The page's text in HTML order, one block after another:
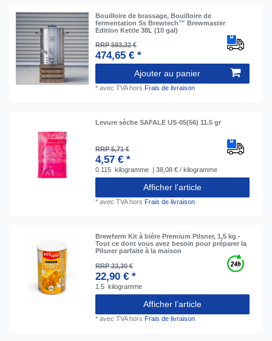
Bouilloire de brassage, Bouilloire de
fermentation Ss Brewtech™ Brewmaster
Edition Kettle 38L (10 gal)
RRP 593,32 €
474,65 € *
Ajouter au panier
*avec TVAhors Frais de livraison
Levure sèche SAFALE US-05(56) 11.5 gr
RRP 5,71 €
4,57 € *
0.115 kilogramme | 38,08 € / kilogramme
Afficher l’article
*avec TVAhors Frais de livraison
Brewferm Kit à bière Premium Pilsner, 1,5 kg -
Tout ce dont vous avez besoin pour préparer la
Pilsner parfaite à la maison
RRP 23,30 €
22,90 € *
1.5 kilogramme
Afficher l’article
*avec TVAhors Frais de livraison